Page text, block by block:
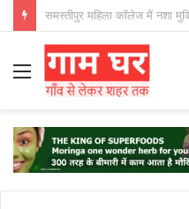
हड़ताली सफाईकर्मियों ने नगर निगम
Menu